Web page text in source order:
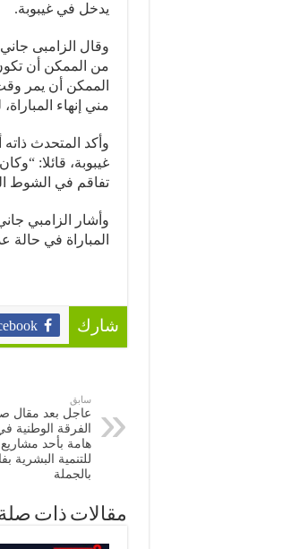
يدخل في غيبوبة.
وقال الزامبى
من الممكن أن
الممكن أن يمر
مني إنهاء
وأكد المتحدث
غيبوبة، قائلا:
تفاقم في الشوط
وأشار الزامبي
المباراة في حالة
شارك
سابق
عاجل بعد مقال
الفرقة الوطنية
هامة بأحد مشاريع
للتنمية البشرية
بالجملة
مقالات ذات